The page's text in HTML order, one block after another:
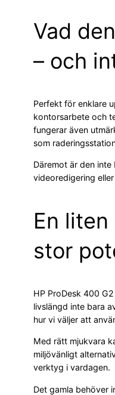
Vad
– och
Perfekt för enklare
kontorsarbete och
fungerar även
som
Däremot är den
videoredigering
En
stor
HP ProDesk 400
livslängd inte bara
hur vi väljer att
Med rätt mjukvara
miljövänligt
verktyg i vardagen.
Det gamla behöver